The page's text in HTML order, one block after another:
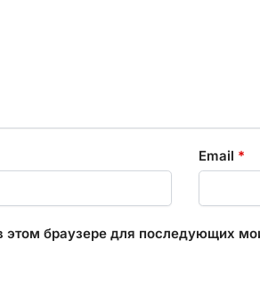
Email *
этом браузере для последующих